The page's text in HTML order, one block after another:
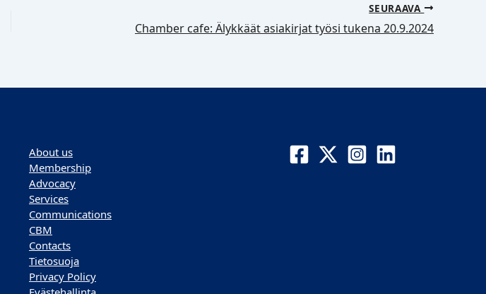
SEURAAVA
Chamber cafe: Älykkäät asiakirjat työsi tukena 20.9.2024
About us
Membership
Advocacy
Services
Communications
CBM
Contacts
Tietosuoja
Privacy Policy